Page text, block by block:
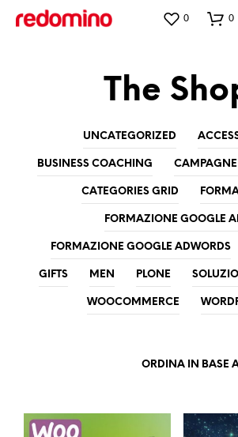
0 0
The
UNCATEGORIZED
BUSINESS COACHING CAMPAGNE
CATEGORIES GRID
FORMAZIONE GOOGLE
FORMAZIONE GOOGLE ADWORDS
GIFTS MEN PLONE
WOOCOMMERCE
ORDINA IN BASE